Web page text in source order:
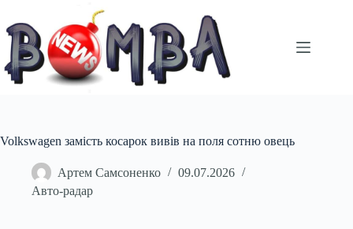
вмісту
Volkswagen замість косарок вивів на поля сотню овець
Артем Самсоненко
09.07.2026
Авто-радар